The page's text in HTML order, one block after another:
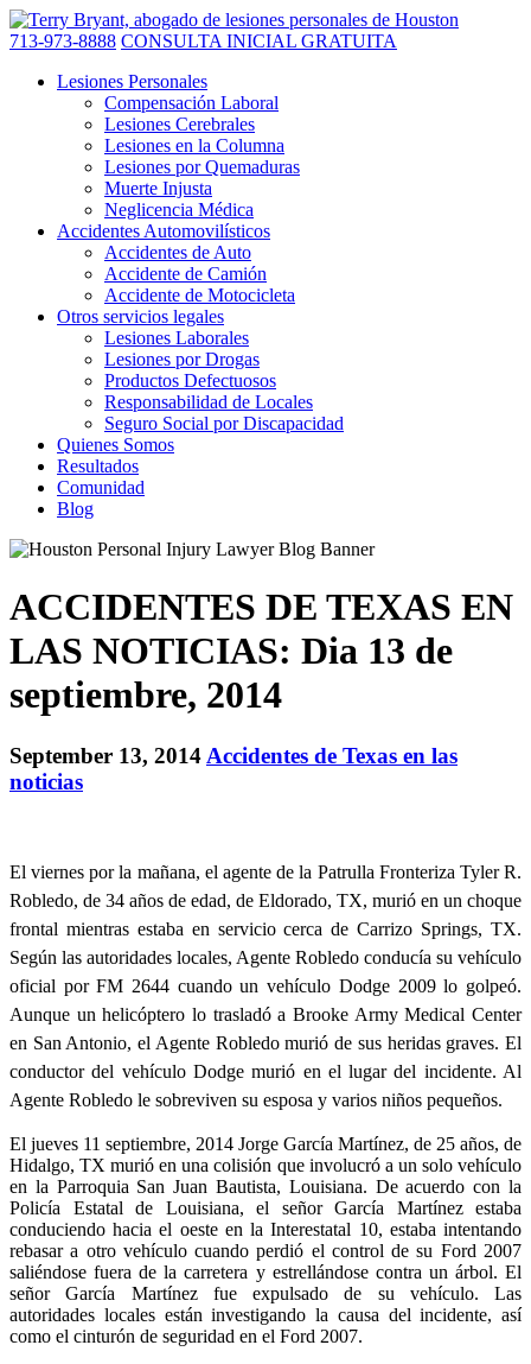
713-973-8888 CONSULTA INICIAL GRATUITA
Lesiones Personales
Compensación Laboral
Lesiones Cerebrales
Lesiones en la Columna
Lesiones por Quemaduras
Muerte Injusta
Neglicencia Médica
Accidentes Automovilísticos
Accidentes de Auto
Accidente de Camión
Accidente de Motocicleta
Otros servicios legales
Lesiones Laborales
Lesiones por Drogas
Productos Defectuosos
Responsabilidad de Locales
Seguro Social por Discapacidad
Quienes Somos
Resultados
Comunidad
Blog
ACCIDENTES DE TEXAS EN
LAS NOTICIAS: Dia 13 de
septiembre, 2014
September 13, 2014 Accidentes de Texas en las
noticias
El viernes por la mañana, el agente de la Patrulla Fronteriza Tyler R.
Robledo, de 34 años de edad, de Eldorado, TX, murió en un choque
frontal mientras estaba en servicio cerca de Carrizo Springs, TX.
Según las autoridades locales, Agente Robledo conducía su vehículo
oficial por FM 2644 cuando un vehículo Dodge 2009 lo golpeó.
Aunque un helicóptero lo trasladó a Brooke Army Medical Center
en San Antonio, el Agente Robledo murió de sus heridas graves. El
conductor del vehículo Dodge murió en el lugar del incidente. Al
Agente Robledo le sobreviven su esposa y varios niños pequeños.
El jueves 11 septiembre, 2014 Jorge García Martínez, de 25 años, de
Hidalgo, TX murió en una colisión que involucró a un solo vehículo
en la Parroquia San Juan Bautista, Louisiana. De acuerdo con la
Policía Estatal de Louisiana, el señor García Martínez estaba
conduciendo hacia el oeste en la Interestatal 10, estaba intentando
rebasar a otro vehículo cuando perdió el control de su Ford 2007
saliéndose fuera de la carretera y estrellándose contra un árbol. El
señor García Martínez fue expulsado de su vehículo. Las
autoridades locales están investigando la causa del incidente, así
como el cinturón de seguridad en el Ford 2007.